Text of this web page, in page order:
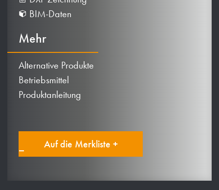
BIM-Daten
Mehr
Alternative Produkte
Betriebsmittel
Produktanleitung
Auf die Merkliste +